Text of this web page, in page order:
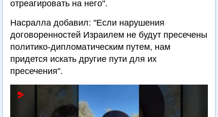
отреагировать на него".
Насралла добавил: "Если нарушения
договоренностей Израилем не будут пресечены
политико-дипломатическим путем, нам
придется искать другие пути для их
пресечения".